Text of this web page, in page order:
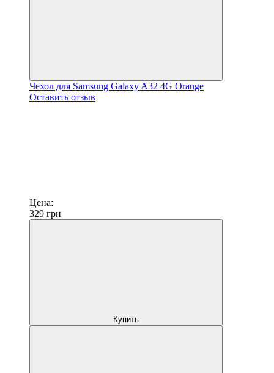
Чехол для Samsung Galaxy A32 4G Orange
Оставить отзыв
Цена:
329 грн
Купить